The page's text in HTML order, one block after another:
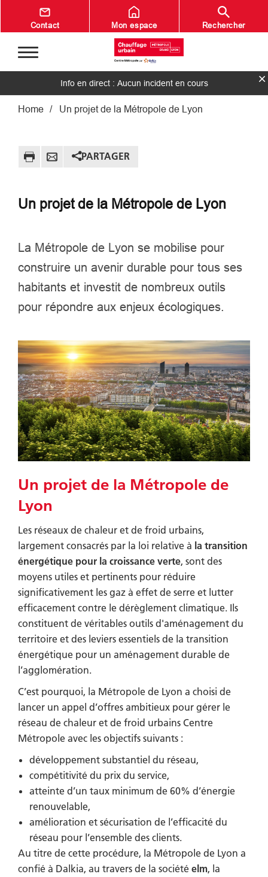
Aller au contenu principal
Contact Mon espace Rechercher
Info en direct : Aucun incident en cours
Fil d'Ariane
Home Un projet de la Métropole de Lyon
PARTAGER
Un projet de la Métropole de Lyon
La Métropole de Lyon se mobilise pour
construire un avenir durable pour tous ses
habitants et investit de nombreux outils
pour répondre aux enjeux écologiques.
Un projet de la Métropole de
Lyon
Les réseaux de chaleur et de froid urbains,
largement consacrés par la loi relative à la transition
énergétique pour la croissance verte, sont des
moyens utiles et pertinents pour réduire
significativement les gaz à effet de serre et lutter
efficacement contre le dérèglement climatique. Ils
constituent de véritables outils d'aménagement du
territoire et des leviers essentiels de la transition
énergétique pour un aménagement durable de
l’agglomération.
C’est pourquoi, la Métropole de Lyon a choisi de
lancer un appel d’offres ambitieux pour gérer le
réseau de chaleur et de froid urbains Centre
Métropole avec les objectifs suivants :
développement substantiel du réseau,
compétitivité du prix du service,
atteinte d’un taux minimum de 60% d’énergie
renouvelable,
amélioration et sécurisation de l’efficacité du
réseau pour l’ensemble des clients.
Au titre de cette procédure, la Métropole de Lyon a
confié à Dalkia, au travers de la société elm, la